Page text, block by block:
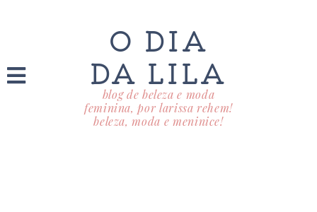
O DIA
DA LILA
blog de beleza e moda
feminina, por larissa rehem!
beleza, moda e meninice!